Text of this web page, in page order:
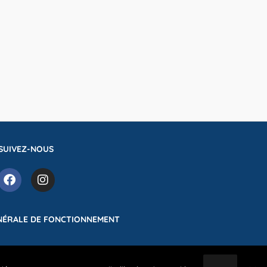
NOUS
DE FONCTIONNEMENT